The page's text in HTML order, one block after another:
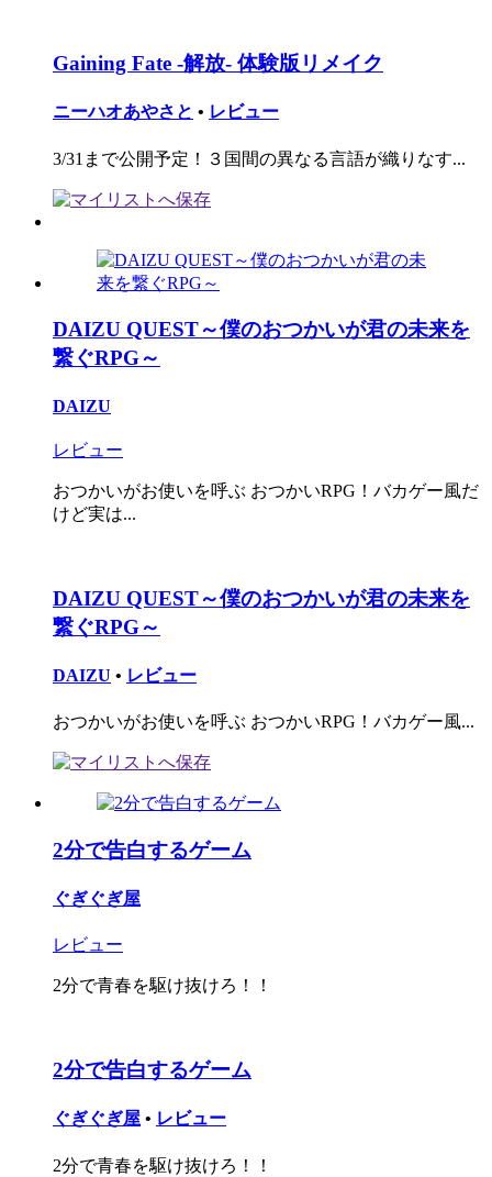
Gaining Fate -解放- 体験版リメイク
ニーハオあやさと • レビュー
3/31まで公開予定！３国間の異なる言語が織りなす...
DAIZU QUEST～僕のおつかいが君の未来を
繋ぐRPG～
DAIZU
レビュー
おつかいがお使いを呼ぶ おつかいRPG！バカゲー風だ
けど実は...
DAIZU QUEST～僕のおつかいが君の未来を
繋ぐRPG～
DAIZU • レビュー
おつかいがお使いを呼ぶ おつかいRPG！バカゲー風...
2分で告白するゲーム
ぐぎぐぎ屋
レビュー
2分で青春を駆け抜けろ！！
2分で告白するゲーム
ぐぎぐぎ屋 • レビュー
2分で青春を駆け抜けろ！！